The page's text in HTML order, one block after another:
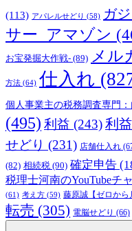
(113) アパレルせどり (58) ガ
サー_アマゾン
お宝発掘大作戦- (89) メル
方法 (64) 仕入れ
個人事業主の税務調査専門
(495) 利益 (243)利
せどり (231) 店舗仕入れ
(82) 相続税 (90) 確定申告
税理士河南のYouTubeチ
(61) 考え方 (59) 藤原誠【ゼロから
転売 (305) 電脳せどり (66)